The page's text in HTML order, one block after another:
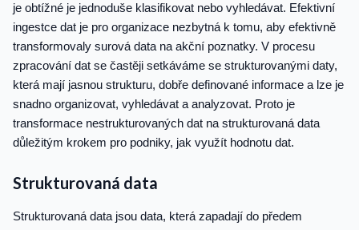
je obtížné je jednoduše klasifikovat nebo vyhledávat. Efektivní
ingestce dat je pro organizace nezbytná k tomu, aby efektivně
transformovaly surová data na akční poznatky. V procesu
zpracování dat se častěji setkáváme se strukturovanými daty,
která mají jasnou strukturu, dobře definované informace a lze je
snadno organizovat, vyhledávat a analyzovat. Proto je
transformace nestrukturovaných dat na strukturovaná data
důležitým krokem pro podniky, jak využít hodnotu dat.
Strukturovaná data
Strukturovaná data jsou data, která zapadají do předem